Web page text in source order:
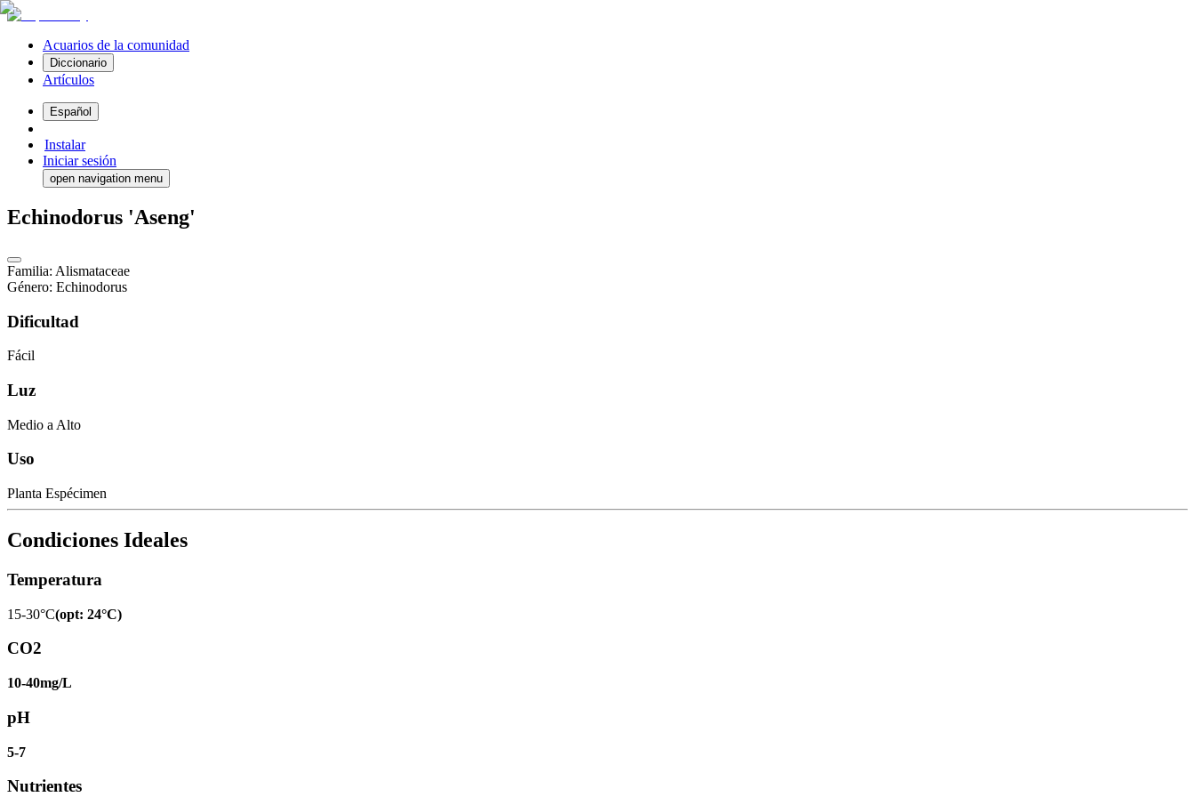
Acuarios de la comunidad
Diccionario
Artículos
Español
Instalar
Iniciar sesión
open navigation menu
Echinodorus 'Aseng'
Familia: Alismataceae
Género: Echinodorus
Dificultad
Fácil
Luz
Medio a Alto
Uso
Planta Espécimen
Condiciones Ideales
Temperatura
15-30°C(opt: 24°C)
CO2
10-40mg/L
pH
5-7
Nutrientes